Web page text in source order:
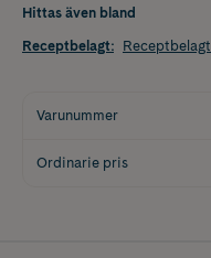
Hittas även bland
Receptbelagt: Receptbelagt
Varunummer
Ordinarie pris